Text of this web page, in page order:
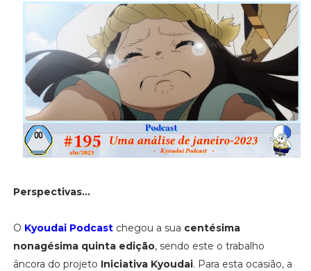
Perspectivas...
O Kyoudai Podcastchegou a sua centésima
nonagésima quinta edição, sendo este o trabalho
âncora do projeto Iniciativa Kyoudai. Para esta ocasião, a